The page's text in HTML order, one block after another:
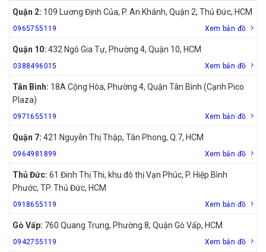
Quận 2: 109 Lương Định Của, P. An Khánh, Quận 2, Thủ Đức, HCM
0965755119 Xem bản đồ
Quận 10: 432 Ngô Gia Tự, Phường 4, Quận 10, HCM
0388496015 Xem bản đồ
Tân Bình: 18A Cộng Hòa, Phường 4, Quận Tân Bình (Cạnh Pico
Plaza)
0971655119 Xem bản đồ
Quận 7: 421 Nguyễn Thị Thập, Tân Phong, Q.7, HCM
0964981899 Xem bản đồ
Thủ Đức: 61 Đinh Thị Thi, khu đô thị Vạn Phúc, P. Hiệp Bình
Phước, TP. Thủ Đức, HCM
0918655119 Xem bản đồ
Gò Vấp: 760 Quang Trung, Phường 8, Quận Gò Vấp, HCM
0942755119 Xem bản đồ